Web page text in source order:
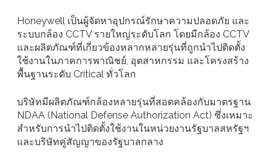
Honeywell เป็นผู้จัดหาอุปกรณ์รักษาความปลอดภัย และ
ระบบกล้อง CCTV รายใหญ่ระดับโลก โดยมีกล้อง CCTV
และผลิตภัณฑ์ที่เกี่ยวข้องหลากหลายรุ่นที่ถูกนำไปติดตั้ง
ใช้งานในภาคการพาณิชย์, อุตสาหกรรม และโครงสร้าง
พื้นฐานระดับ Critical ทั่วโลก
บริษัทมีผลิตภัณฑ์กล้องหลายรุ่นที่สอดคล้องกับมาตรฐาน
NDAA (National Defense Authorization Act) ซึ่งเหมาะ
สำหรับการนำไปติดตั้งใช้งานในหน่วยงานรัฐบาลสหรัฐฯ
และบริษัทคู่สัญญาของรัฐบาลกลาง